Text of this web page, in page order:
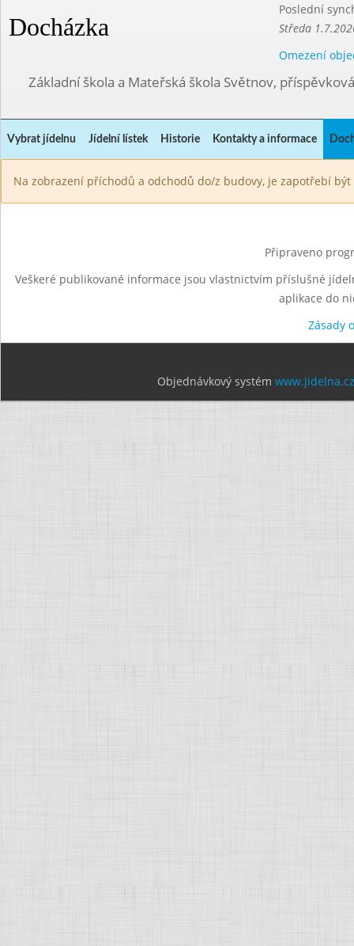
Docházka
Poslední
Středa
Omezení
Základní škola a Mateřská škola Světnov,
Vybrat jídelnu Jídelní lístek Historie Kontakty a informace
Na zobrazení příchodů a odchodů do/z budovy, je zapotřebí
Připraveno
Veškeré publikované informace jsou vlastnictvím příslušné
aplikace do
Zásady
Objednávkový systém www.jidelna.cz